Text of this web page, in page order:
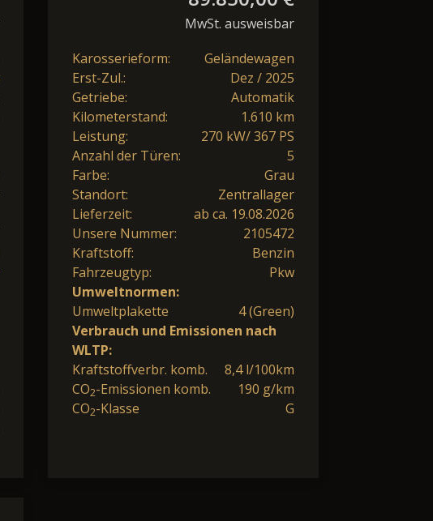
MwSt. ausweisbar
Karosserieform:
Geländewagen
Erst-Zul.:
Dez / 2025
Getriebe:
Automatik
Kilometerstand:
1.610 km
Leistung:
270 kW/ 367 PS
Anzahl der Türen:
5
Farbe:
Grau
Standort:
Zentrallager
Lieferzeit:
ab ca. 19.08.2026
Unsere Nummer:
2105472
Kraftstoff:
Benzin
Fahrzeugtyp:
Pkw
Umweltnormen:
Umweltplakette
4 (Green)
Verbrauch und Emissionen nach
WLTP:
Kraftstoffverbr. komb.
8,4 l/100km
CO2-Emissionen komb.
190 g/km
CO2-Klasse G